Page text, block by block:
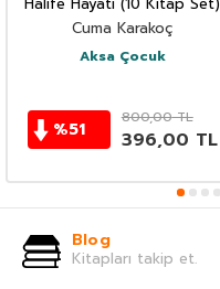
Cuma Karakoç
Aksa Çocuk
%51
800,00TL
396,00 TL
Blog
Kitapları takip et.